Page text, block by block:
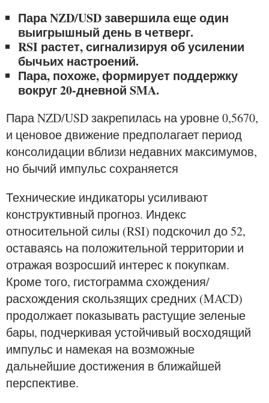
Пара NZD/USD завершила еще один
выигрышный день в четверг.
RSI растет, сигнализируя об усилении
бычьих настроений.
Пара, похоже, формирует поддержку
вокруг 20-дневной SMA.
Пара NZD/USD закрепилась на уровне 0,5670,
и ценовое движение предполагает период
консолидации вблизи недавних максимумов,
но бычий импульс сохраняется
Технические индикаторы усиливают
конструктивный прогноз. Индекс
относительной силы (RSI) подскочил до 52,
оставаясь на положительной территории и
отражая возросший интерес к покупкам.
Кроме того, гистограмма схождения/
расхождения скользящих средних (MACD)
продолжает показывать растущие зеленые
бары, подчеркивая устойчивый восходящий
импульс и намекая на возможные
дальнейшие достижения в ближайшей
перспективе.